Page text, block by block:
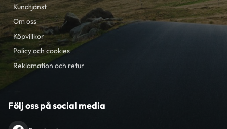
Kundtjänst
Om oss
Köpvillkor
Policy och cookies
Reklamation och retur
Följ oss på social media